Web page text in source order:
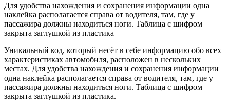
Для удобства нахождения и сохранения информации одна
наклейка располагается справа от водителя, там, где у
пассажира должны находиться ноги. Таблица с шифром
закрыта заглушкой из пластика
Уникальный код, который несёт в себе информацию обо всех
характеристиках автомобиля, расположен в нескольких
местах. Для удобства нахождения и сохранения информации
одна наклейка располагается справа от водителя, там, где у
пассажира должны находиться ноги. Таблица с шифром
закрыта заглушкой из пластика.